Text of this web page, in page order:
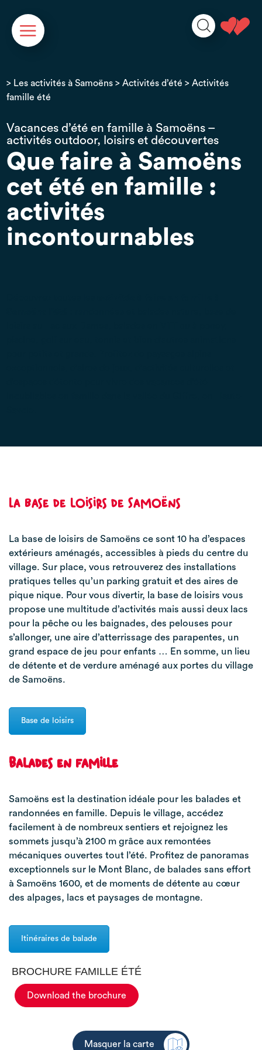
> Les activités à Samoëns >Activités d’été > Activités
famille été
Vacances d’été en famille à Samoëns –
activités outdoor, loisirs et découvertes
Que faire à Samoëns
cet été en famille :
activités
incontournables
La base de loisirs de Samoëns
La base de loisirs de Samoëns ce sont 10 ha d’espaces
extérieurs aménagés, accessibles à pieds du centre du
village. Sur place, vous retrouverez des installations
pratiques telles qu’un parking gratuit et des aires de
pique nique. Pour vous divertir, la base de loisirs vous
propose une multitude d’activités mais aussi deux lacs
pour la pêche ou les baignades, des pelouses pour
s’allonger, une aire d’atterrissage des parapentes, un
grand espace de jeu pour enfants … En somme, un lieu
de détente et de verdure aménagé aux portes du village
de Samoëns.
Base de loisirs
Balades en famille
Samoëns est la destination idéale pour les balades et
randonnées en famille. Depuis le village, accédez
facilement à de nombreux sentiers et rejoignez les
sommets jusqu’à 2100 m grâce aux remontées
mécaniques ouvertes tout l’été. Profitez de panoramas
exceptionnels sur le Mont Blanc, de balades sans effort
à Samoëns 1600, et de moments de détente au cœur
des alpages, lacs et paysages de montagne.
Itinéraires de balade
BROCHURE FAMILLE ÉTÉ
Download the brochure
Masquer la carte